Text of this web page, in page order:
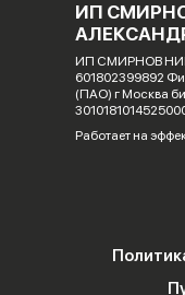
ИП
ИП СМИРНОВ
601802399892
(ПАО) г Москва
Работает на